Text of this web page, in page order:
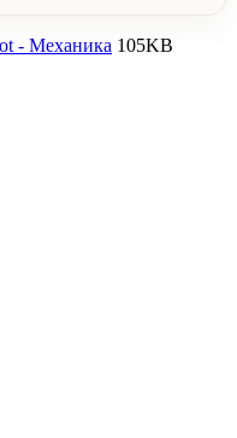
- Механика 105KB